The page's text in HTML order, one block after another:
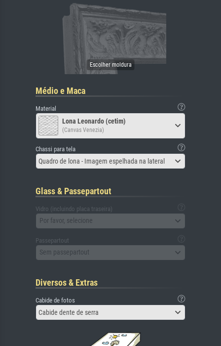
Médio e Maca
Material
Lona Leonardo (cetim)
(Canvas Venezia)
Chassi para tela
Quadro de lona - Imagem espelhada na lateral
Glass & Passepartout
Vidro (incluindo placa traseira)
Por favor, selecione
Passepartout
Sem passepartout
Diversos & Extras
Cabide de fotos
Cabide dente de serra